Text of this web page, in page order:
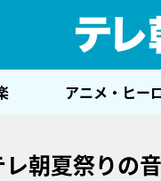
アニメ・ヒー
朝夏祭りの